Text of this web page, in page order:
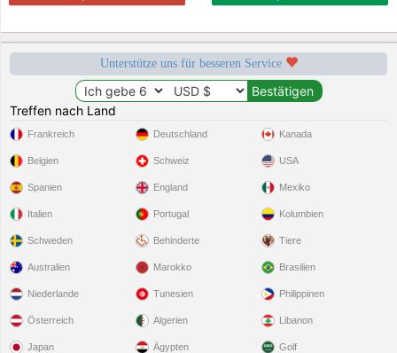
Unterstütze uns für besseren Service
Treffen nach Land
Frankreich
Belgien
Spanien
Italien
Schweden
Deutschland
Schweiz
England
Portugal
Behinderte
Kanada
USA
Mexiko
Kolumbien
Tiere
Australien
Niederlande
Österreich
Japan
Marokko
Tunesien
Algerien
Ägypten
Brasilien
Philippinen
Libanon
Golf